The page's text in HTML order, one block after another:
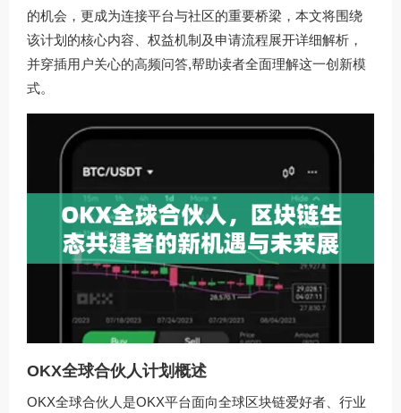
的机会，更成为连接平台与社区的重要桥梁，本文将围绕
该计划的核心内容、权益机制及申请流程展开详细解析，
并穿插用户关心的高频问答,帮助读者全面理解这一创新模
式。
OKX全球合伙人计划概述
OKX全球合伙人是OKX平台面向全球区块链爱好者、行业